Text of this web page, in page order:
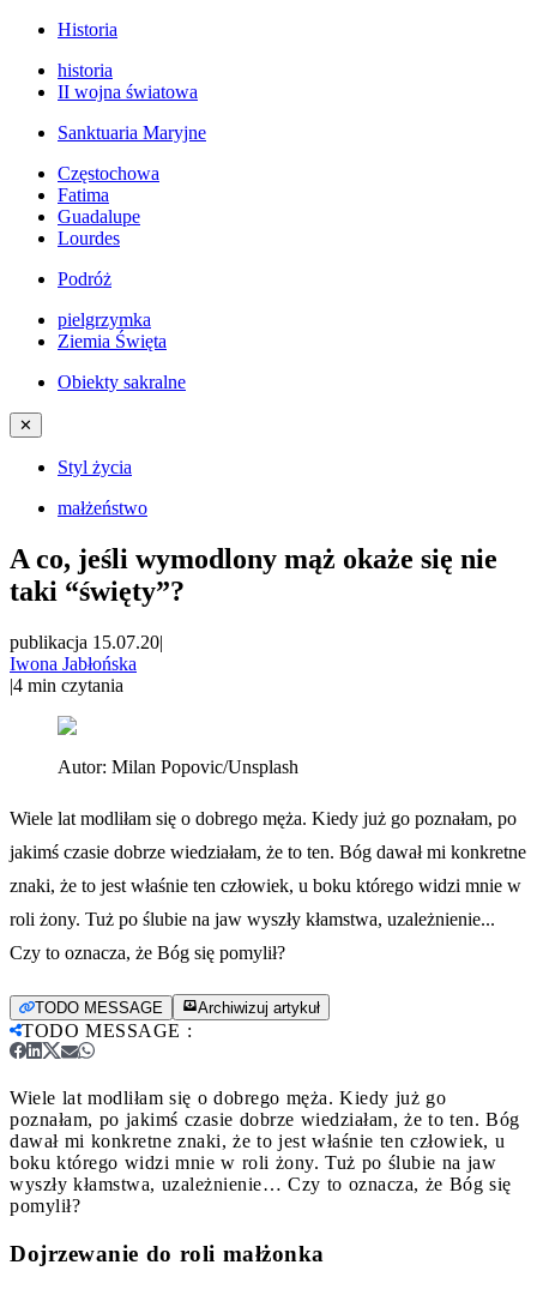
Historia
historia
II wojna światowa
Sanktuaria Maryjne
Częstochowa
Fatima
Guadalupe
Lourdes
Podróż
pielgrzymka
Ziemia Święta
Obiekty sakralne
✕
Styl życia
małżeństwo
A co, jeśli wymodlony mąż okaże się nie
taki “święty”?
publikacja 15.07.20|
Iwona Jabłońska
|4 min czytania
Autor: Milan Popovic/Unsplash
Wiele lat modliłam się o dobrego męża. Kiedy już go poznałam, po
jakimś czasie dobrze wiedziałam, że to ten. Bóg dawał mi konkretne
znaki, że to jest właśnie ten człowiek, u boku którego widzi mnie w
roli żony. Tuż po ślubie na jaw wyszły kłamstwa, uzależnienie...
Czy to oznacza, że Bóg się pomylił?
TODO MESSAGE Archiwizuj artykuł
TODO MESSAGE :
Wiele lat modliłam się o dobrego męża. Kiedy już go
poznałam, po jakimś czasie dobrze wiedziałam, że to ten. Bóg
dawał mi konkretne znaki, że to jest właśnie ten człowiek, u
boku którego widzi mnie w roli żony. Tuż po ślubie na jaw
wyszły kłamstwa, uzależnienie… Czy to oznacza, że Bóg się
pomylił?
Dojrzewanie do roli małżonka